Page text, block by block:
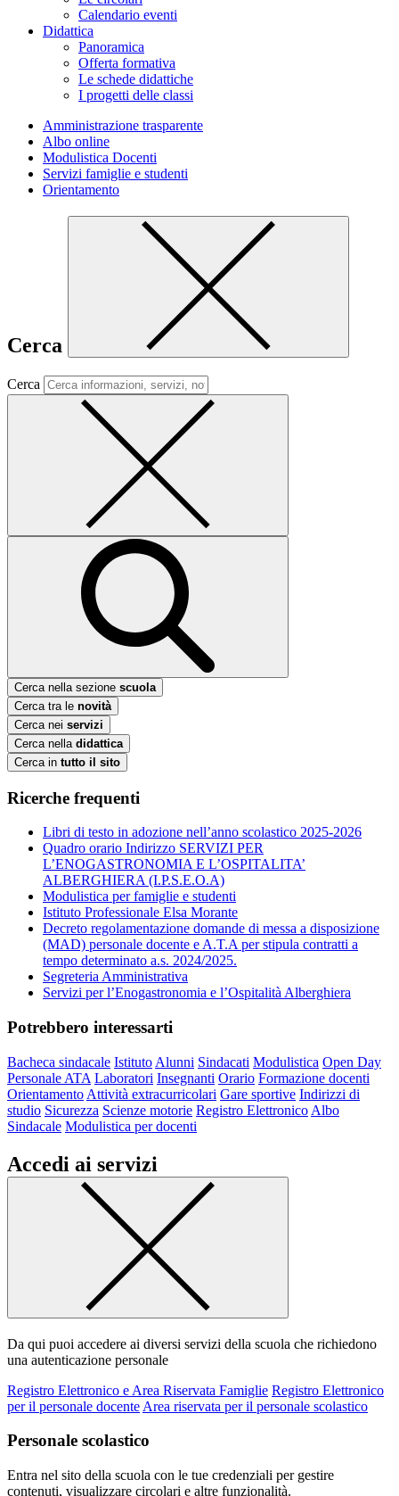
Calendario eventi
Didattica
Panoramica
Offerta formativa
Le schede didattiche
I progetti delle classi
Amministrazione trasparente
Albo online
Modulistica Docenti
Servizi famiglie e studenti
Orientamento
Cerca
Cerca
Cerca nella sezione scuola
Cerca tra le novità
Cerca nei servizi
Cerca nella didattica
Cerca in tutto il sito
Ricerche frequenti
Libri di testo in adozione nell’anno scolastico 2025-2026
Quadro orario Indirizzo SERVIZI PER
L’ENOGASTRONOMIA E L’OSPITALITA’
ALBERGHIERA (I.P.S.E.O.A)
Modulistica per famiglie e studenti
Istituto Professionale Elsa Morante
Decreto regolamentazione domande di messa a disposizione
(MAD) personale docente e A.T.A per stipula contratti a
tempo determinato a.s. 2024/2025.
Segreteria Amministrativa
Servizi per l’Enogastronomia e l’Ospitalità Alberghiera
Potrebbero interessarti
Bacheca sindacale Istituto Alunni Sindacati Modulistica Open Day
Personale ATA Laboratori Insegnanti Orario Formazione docenti
Orientamento Attività extracurricolari Gare sportive Indirizzi di
studio Sicurezza Scienze motorie Registro Elettronico Albo
Sindacale Modulistica per docenti
Accedi ai servizi
Da qui puoi accedere ai diversi servizi della scuola che richiedono
una autenticazione personale
Registro Elettronico e Area Riservata Famiglie Registro Elettronico
per il personale docente Area riservata per il personale scolastico
Personale scolastico
Entra nel sito della scuola con le tue credenziali per gestire
contenuti, visualizzare circolari e altre funzionalità.